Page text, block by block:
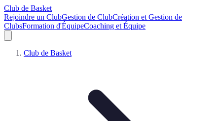
Club de Basket
Rejoindre un ClubGestion de ClubCréation et Gestion de
ClubsFormation d'ÉquipeCoaching et Équipe
Club de Basket